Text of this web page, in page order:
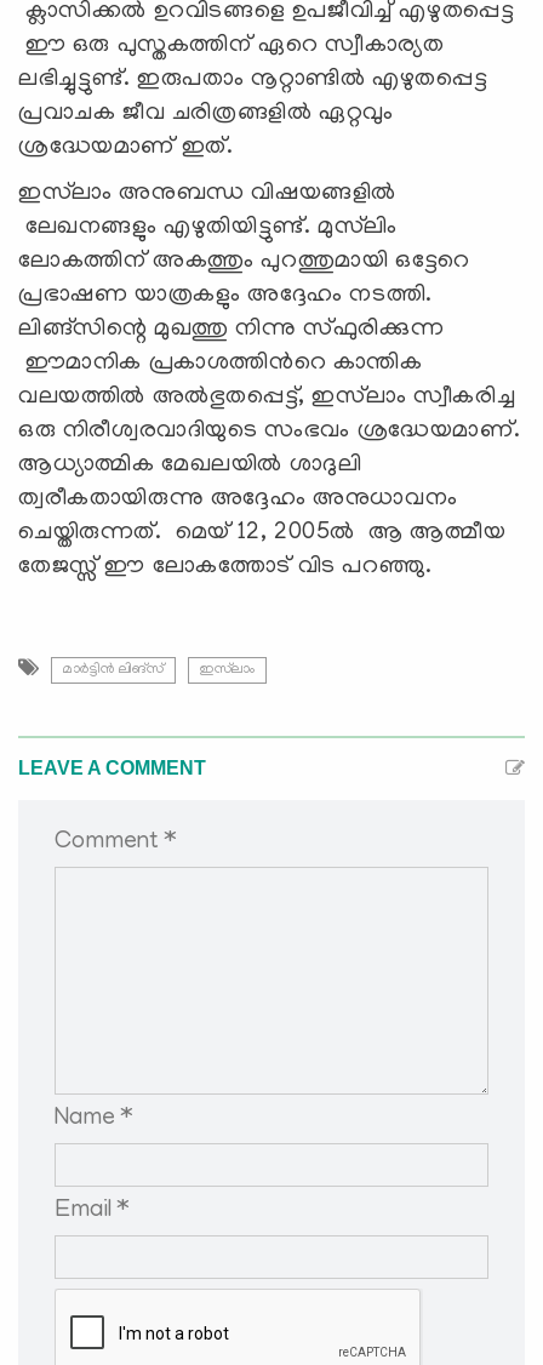
ക്ലാസിക്കൽ ഉറവിടങ്ങളെ ഉപജീവിച്ച് എഴുതപ്പെട്ട
ഈ ഒരു പുസ്തകത്തിന് ഏറെ സ്വീകാര്യത
ലഭിച്ചുട്ടുണ്ട്. ഇരുപതാം നൂറ്റാണ്ടിൽ എഴുതപ്പെട്ട
പ്രവാചക ജീവ ചരിത്രങ്ങളില്‍ ഏറ്റവും
ശ്രദ്ധേയമാണ് ഇത്.
ഇസ്‍ലാം അനുബന്ധ വിഷയങ്ങളിൽ
ലേഖനങ്ങളും എഴുതിയിട്ടുണ്ട്. മുസ്‍ലിം
ലോകത്തിന് അകത്തും പുറത്തുമായി ഒട്ടേറെ
പ്രഭാഷണ യാത്രകളും അദ്ദേഹം നടത്തി.
ലിങ്ങ്സിന്റെ മുഖത്തു നിന്നു സ്ഫുരിക്കുന്ന
ഈമാനിക പ്രകാശത്തിൻറെ കാന്തിക
വലയത്തിൽ അല്‍ഭുതപ്പെട്ട്, ഇസ്‍ലാം സ്വീകരിച്ച
ഒരു നിരീശ്വരവാദിയുടെ സംഭവം ശ്രദ്ധേയമാണ്.
ആധ്യാത്മിക മേഖലയിൽ ശാദുലി
ത്വരീകതായിരുന്നു അദ്ദേഹം അനുധാവനം
ചെയ്തിരുന്നത്. മെയ് 12, 2005ൽ ആ ആത്മീയ
തേജസ്സ് ഈ ലോകത്തോട് വിട പറഞ്ഞു.
മാർട്ടിൻ ലിങ്സ് ഇസ്‍ലാം
LEAVE A COMMENT
Comment *
Name *
Email *